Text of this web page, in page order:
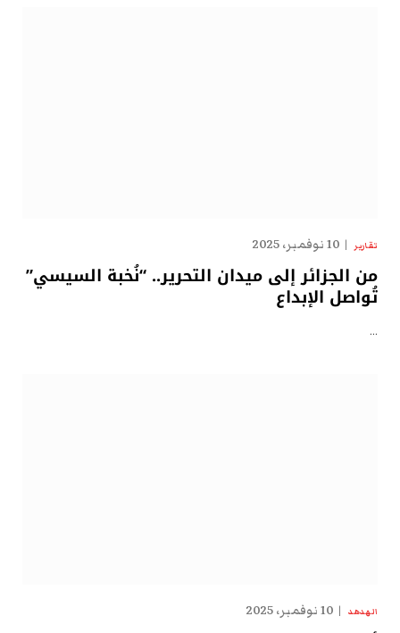
تقارير 10 نوفمبر، 2025
من الجزائر إلى ميدان التحرير.. “نُخبة السيسي”
تُواصل الإبداع
…
الهدهد 10 نوفمبر، 2025